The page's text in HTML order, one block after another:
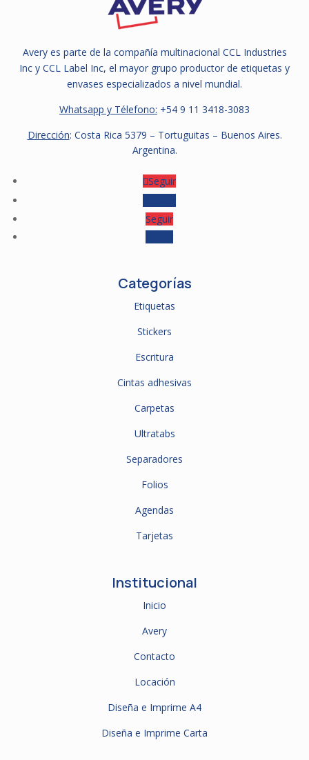
Avery es parte de la compañía multinacional CCL Industries
Inc y CCL Label Inc, el mayor grupo productor de etiquetas y
envases especializados a nivel mundial.
Whatsapp y Télefono: +54 9 11 3418-3083
Dirección: Costa Rica 5379 – Tortuguitas – Buenos Aires.
Argentina.
Seguir
Seguir
Categorías
Etiquetas
Stickers
Escritura
Cintas adhesivas
Carpetas
Ultratabs
Separadores
Folios
Agendas
Tarjetas
Institucional
Inicio
Avery
Contacto
Locación
Diseña e Imprime A4
Diseña e Imprime Carta